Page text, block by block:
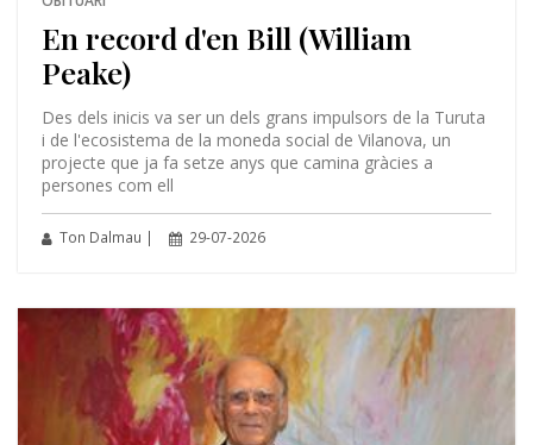
En record d'en Bill (William
Peake)
Des dels inicis va ser un dels grans impulsors de la Turuta
i de l'ecosistema de la moneda social de Vilanova, un
projecte que ja fa setze anys que camina gràcies a
persones com ell
Ton Dalmau | 29-07-2026